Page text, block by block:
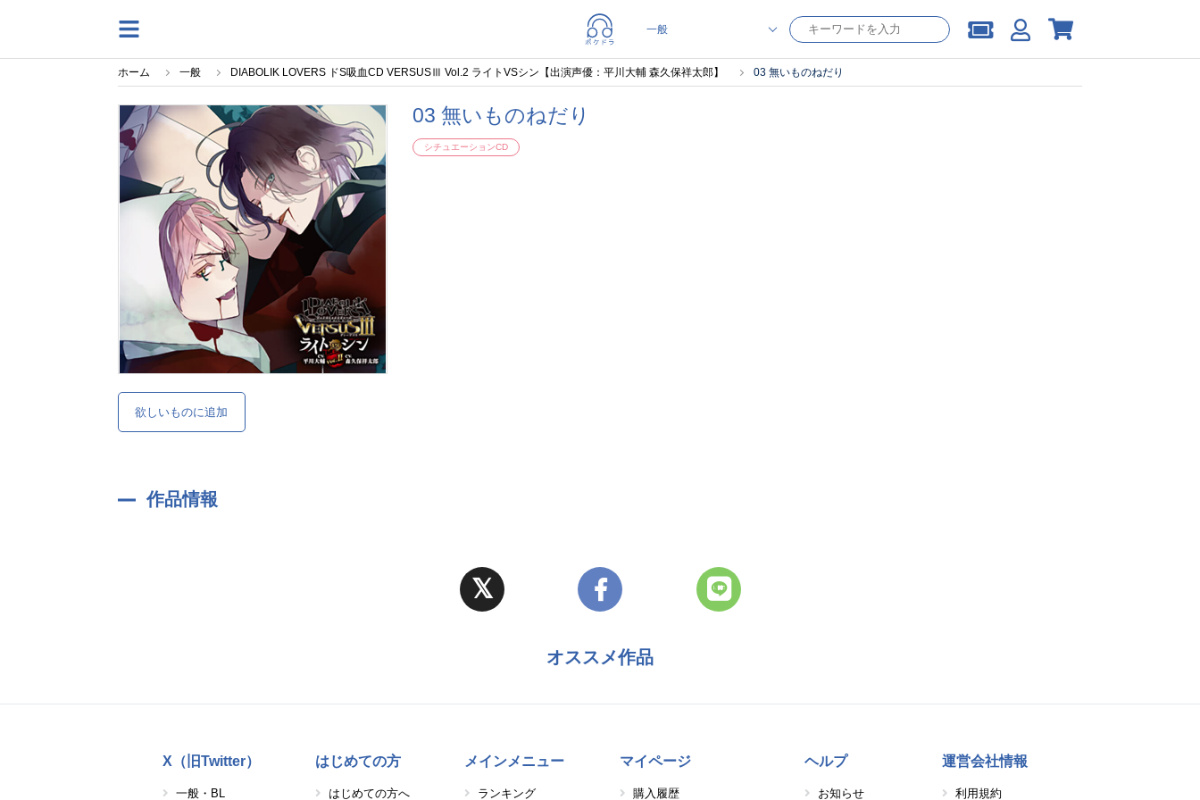
ホーム 一般 DIABOLIK LOVERS ドS吸血CD VERSUSⅢ Vol.2 ライトVSシン【出演声優：平川大輔 森久保祥太郎】 03 無いものねだり
欲しいものに追加
03 無いものねだり
シチュエーションCD
作品情報
オススメ作品
X（旧Twitter）
一般・BL
はじめての方
はじめての方へ
メインメニュー
ランキング
マイページ
購入履歴
ヘルプ
お知らせ
運営会社情報
利用規約